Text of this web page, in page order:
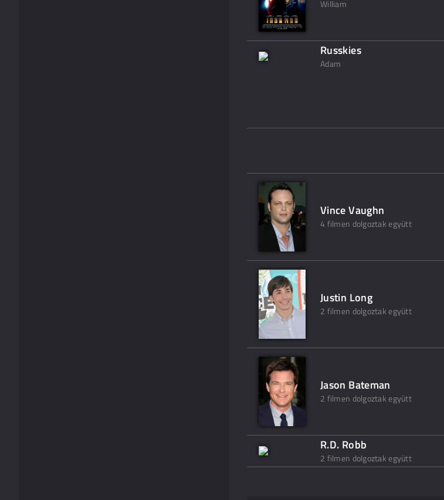
William
Russkies
Adam
Vince Vaughn
4 filmen dolgoztak együtt
Justin Long
2 filmen dolgoztak együtt
Jason Bateman
2 filmen dolgoztak együtt
R.D. Robb
2 filmen dolgoztak együtt